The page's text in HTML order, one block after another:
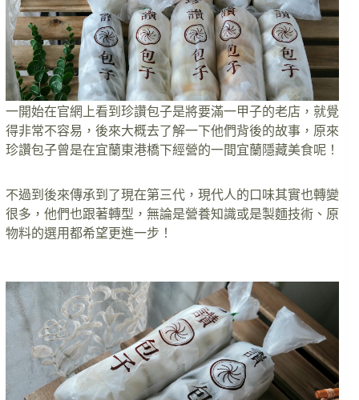
一開始在官網上看到珍讚包子是將要滿一甲子的老店，就覺
得非常不容易，後來大概去了解一下他們背後的故事，原來
珍讚包子曾是在宜蘭東港橋下經營的一間宜蘭隱藏美食呢！
不過到後來傳承到了現在第三代，現代人的口味其實也轉變
很多，他們也跟著轉型，無論是營養知識或是製麵技術、原
物料的選用都希望更進一步！